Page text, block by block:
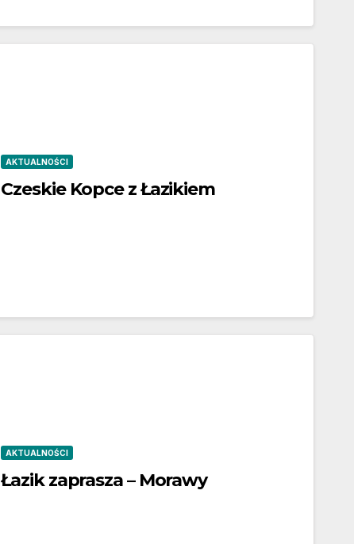
AKTUALNOŚCI
Czeskie Kopce z Łazikiem
AKTUALNOŚCI
Łazik zaprasza – Morawy